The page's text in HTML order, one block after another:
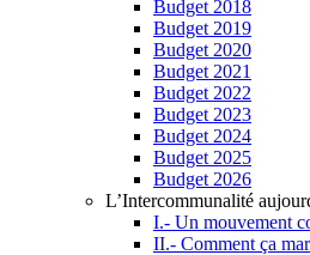
Budget 2018
Budget 2019
Budget 2020
Budget 2021
Budget 2022
Budget 2023
Budget 2024
Budget 2025
Budget 2026
L’Intercommunalité
I.- Un mouvement
II.- Comment ça